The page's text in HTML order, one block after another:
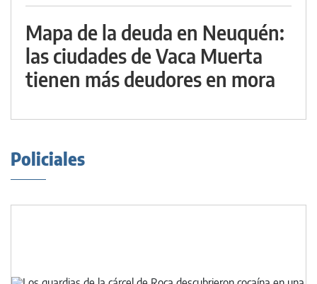
Mapa de la deuda en Neuquén:
las ciudades de Vaca Muerta
tienen más deudores en mora
Policiales